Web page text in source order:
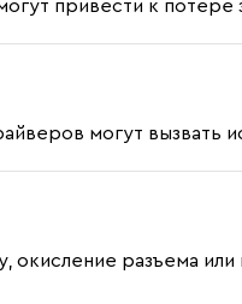
привести к потере
могут вызвать
разъема